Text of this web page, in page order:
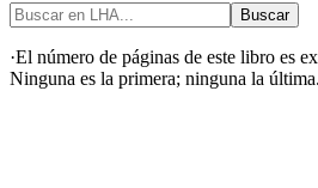
Buscar
en
LHA...
·El número de páginas de este libro es
Ninguna es la primera; ninguna la